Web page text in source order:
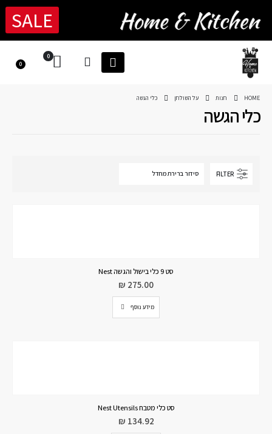
SALE
0
0
HOME חנות על השולחן כלי הגשה
כלי הגשה
FILTER
סט 9 כלי בישול והגשה Nest
₪ 275.00
מידע נוסף
סט כלי מטבח Nest Utensils
₪ 134.92